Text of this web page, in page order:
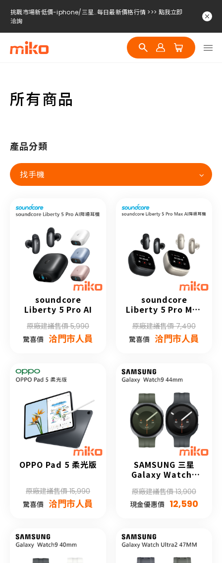
挑戰市場新低價-iphone/三星..每日最新價格行情 >>> 點我立即
洽詢
挑戰市場新低價-iphone/三星..每日最新價格行情 >>> 點我立即
洽詢
挑戰市場新低價-iphone/三星..每日最新價格行情 >>> 點我立即
所有商品
產品分類
找手機
soundcore
Liberty 5 Pro AI
原廠建議售價 5,990
驚喜價 洽門市人員
soundcore
Liberty 5 Pro Max
原廠建議售價 7,490
驚喜價 洽門市人員
OPPO Pad 5 柔光版
原廠建議售價 15,990
驚喜價 洽門市人員
SAMSUNG 三星
Galaxy Watch9
原廠建議售價 13,900
現金優惠價 12,590